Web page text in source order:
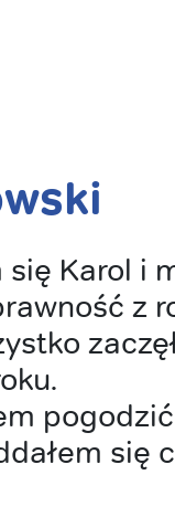
się Karol i
z
się